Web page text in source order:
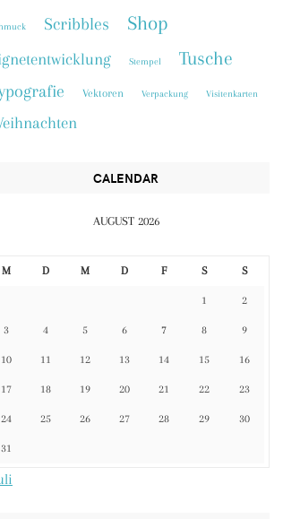
Scribbles Shop
Stempel Tusche
Vektoren Verpackung Visitenkarten
CALENDAR
AUGUST 2026
M D M D F S S
1 2
3 4 5 6 7 8 9
10 11 12 13 14 15 16
17 18 19 20 21 22 23
24 25 26 27 28 29 30
31